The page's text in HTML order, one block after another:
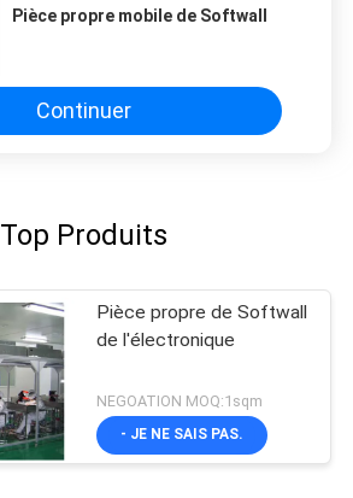
Pièce propre mobile de Softwall
Continuer
Top Produits
Pièce propre de Softwall
de l'électronique
NEGOATION MOQ:1sqm
- JE NE SAIS PAS.